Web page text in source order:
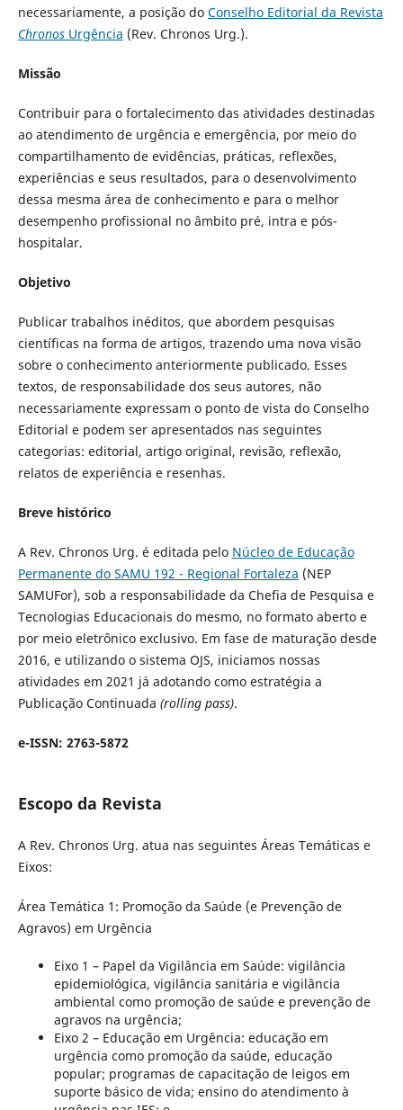
necessariamente, a posição do Conselho Editorial da Revista
ChronosUrgência (Rev. Chronos Urg.).
Missão
Contribuir para o fortalecimento das atividades destinadas
ao atendimento de urgência e emergência, por meio do
compartilhamento de evidências, práticas, reflexões,
experiências e seus resultados, para o desenvolvimento
dessa mesma área de conhecimento e para o melhor
desempenho profissional no âmbito pré, intra e pós-
hospitalar.
Objetivo
Publicar trabalhos inéditos, que abordem pesquisas
científicas na forma de artigos, trazendo uma nova visão
sobre o conhecimento anteriormente publicado. Esses
textos, de responsabilidade dos seus autores, não
necessariamente expressam o ponto de vista do Conselho
Editorial e podem ser apresentados nas seguintes
categorias: editorial, artigo original, revisão, reflexão,
relatos de experiência e resenhas.
Breve histórico
A Rev. Chronos Urg. é editada pelo Núcleo de Educação
Permanente do SAMU 192 - Regional Fortaleza (NEP
SAMUFor), sob a responsabilidade da Chefia de Pesquisa e
Tecnologias Educacionais do mesmo, no formato aberto e
por meio eletrônico exclusivo. Em fase de maturação desde
2016, e utilizando o sistema OJS, iniciamos nossas
atividades em 2021 já adotando como estratégia a
Publicação Continuada (rolling pass).
e-ISSN: 2763-5872
Escopo da Revista
A Rev. Chronos Urg. atua nas seguintes Áreas Temáticas e
Eixos:
Área Temática 1: Promoção da Saúde (e Prevenção de
Agravos) em Urgência
Eixo 1 – Papel da Vigilância em Saúde: vigilância
epidemiológica, vigilância sanitária e vigilância
ambiental como promoção de saúde e prevenção de
agravos na urgência;
Eixo 2 – Educação em Urgência: educação em
urgência como promoção da saúde, educação
popular; programas de capacitação de leigos em
suporte básico de vida; ensino do atendimento à